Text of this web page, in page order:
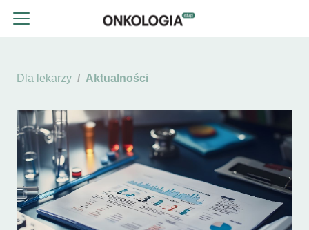
Dla lekarzy Aktualności